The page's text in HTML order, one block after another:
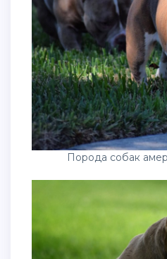
Порода собак